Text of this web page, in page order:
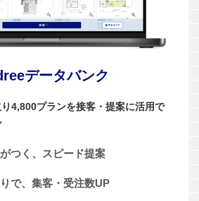
データバンク
4,800プランを接客・提案に活用で
つく、スピード提案
で、集客・受注数UP